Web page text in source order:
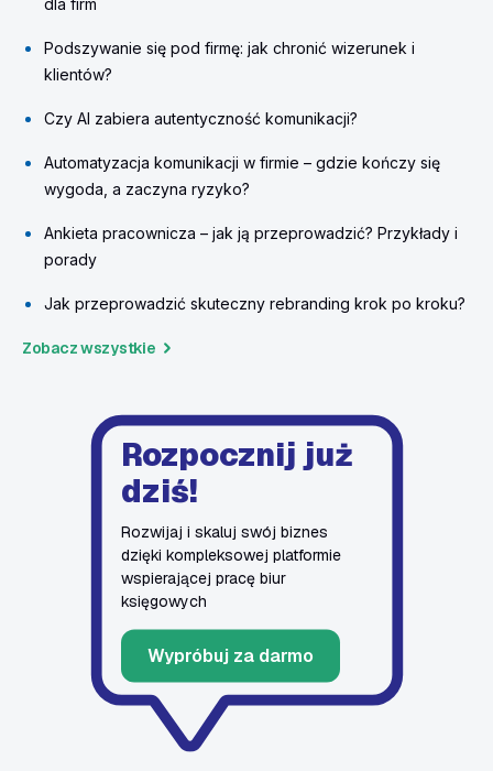
dla firm
Podszywanie się pod firmę: jak chronić wizerunek i
klientów?
Czy AI zabiera autentyczność komunikacji?
Automatyzacja komunikacji w firmie – gdzie kończy się
wygoda, a zaczyna ryzyko?
Ankieta pracownicza – jak ją przeprowadzić? Przykłady i
porady
Jak przeprowadzić skuteczny rebranding krok po kroku?
Zobacz wszystkie
Rozpocznij już
dziś!
Rozwijaj i skaluj swój biznes
dzięki kompleksowej platformie
wspierającej pracę biur
księgowych
Wypróbuj za darmo